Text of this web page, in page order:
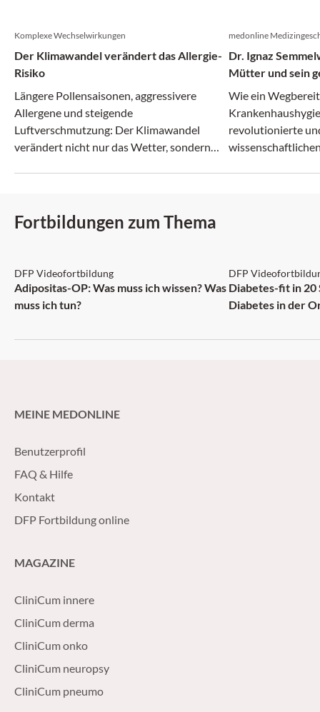
Komplexe Wechselwirkungen
Der Klimawandel verändert das Allergie-
Risiko
Längere Pollensaisonen, aggressivere
Allergene und steigende
Luftverschmutzung: Der Klimawandel
verändert nicht nur das Wetter, sondern
medonline
Dr. Ignaz
Mütter und sein
Irrenanstalt
Wie ein
revolutionierte
Fortbildungen zum Thema
DFP: 2 Punkte
DFP Videofortbildung
Adipositas-OP: Was muss ich wissen? Was
muss ich tun?
DFP
Diabetes-fit in
Diabetes in der
MEINE MEDONLINE
Benutzerprofil
FAQ & Hilfe
Kontakt
DFP Fortbildung online
MAGAZINE
CliniCum innere
CliniCum derma
CliniCum onko
CliniCum neuropsy
CliniCum pneumo